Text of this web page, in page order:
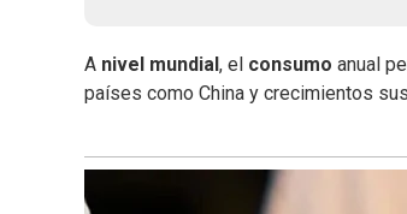
A nivel mundial , el consumo anual
países como China y crecimientos